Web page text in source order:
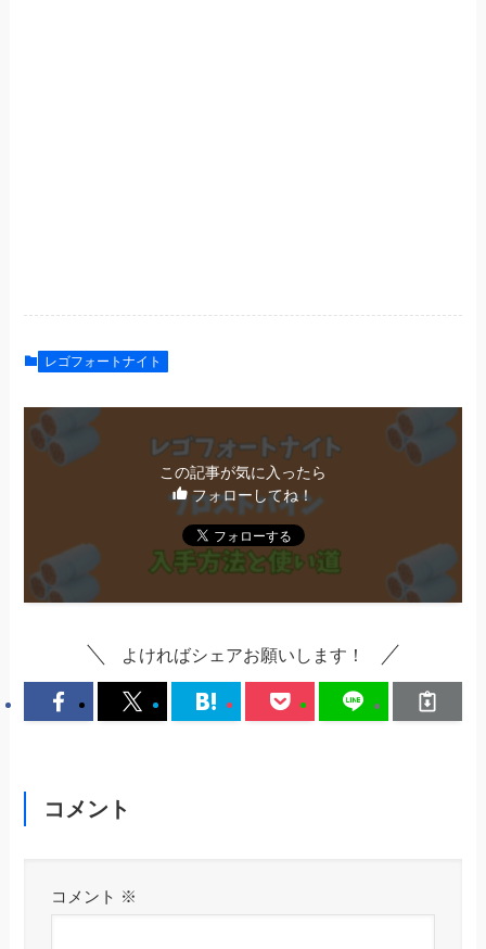
レゴフォートナイト
この記事が気に入ったら
フォローしてね！
よければシェアお願いします！
コメント
コメント ※